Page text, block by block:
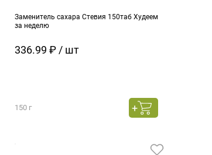
Заменитель сахара Стевия 150таб Худеем
за неделю
336.99 ₽ / шт
150 г